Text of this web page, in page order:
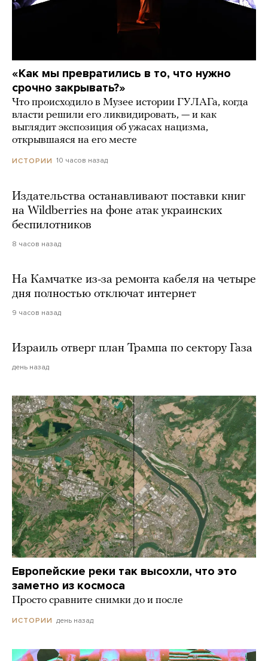
«Как мы превратились в то, что нужно
срочно закрывать?»
Что происходило в Музее истории ГУЛАГа, когда
власти решили его ликвидировать, — и как
выглядит экспозиция об ужасах нацизма,
открывшаяся на его месте
ИСТОРИИ 10 часов назад
Издательства останавливают поставки книг
на Wildberries на фоне атак украинских
беспилотников
8 часов назад
На Камчатке из-за ремонта кабеля на четыре
дня полностью отключат интернет
9 часов назад
Израиль отверг план Трампа по сектору Газа
день назад
Европейские реки так высохли, что это
заметно из космоса
Просто сравните снимки до и после
ИСТОРИИ день назад